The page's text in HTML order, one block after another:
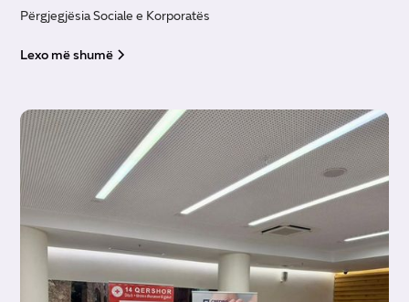
Përgjegjësia Sociale e Korporatës
Lexo më shumë